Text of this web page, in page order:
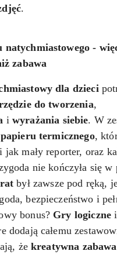
.
-
zabawa
dla dzieci
do tworzenia,
i wyrażania siebie. W
termicznego,
jak mały reporter, oraz
nie kończyła się w
był zawsze pod ręką,
bezpieczeństwo i
bonus? Gry logiczne i
dodają całemu
żekreatywna zabawa